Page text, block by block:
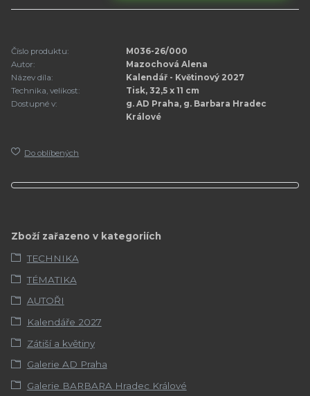
Číslo produktu:
M036-26/000
Autor:
Mazochová Alena
Název díla:
Kalendář - Květinový 2027
Technika, velikost:
Tisk, 32,5 x 11 cm
Dostupné v:
g. AD Praha, g. Barbara Hradec
Králové
Do oblíbených
Zboží zařazeno v kategoriích
TECHNIKA
TÉMATIKA
AUTOŘI
Kalendáře 2027
Zátiší a květiny
Galerie AD Praha
Galerie BARBARA Hradec Králové